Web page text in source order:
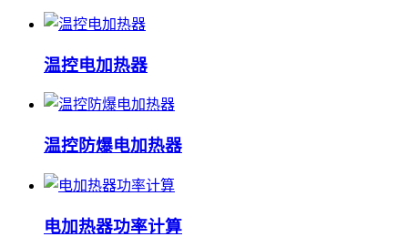
温控电加热器
温控防爆电加热器
电加热器功率计算